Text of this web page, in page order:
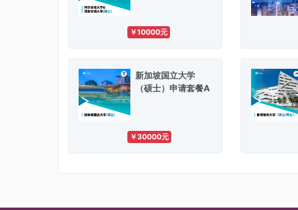
￥10000元
新加坡国立大学
（硕士）申请套餐A
￥30000元